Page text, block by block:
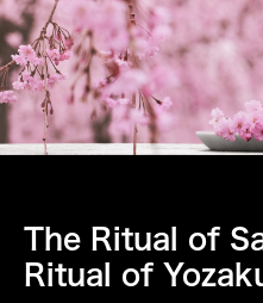
The Ritual of
Ritual of